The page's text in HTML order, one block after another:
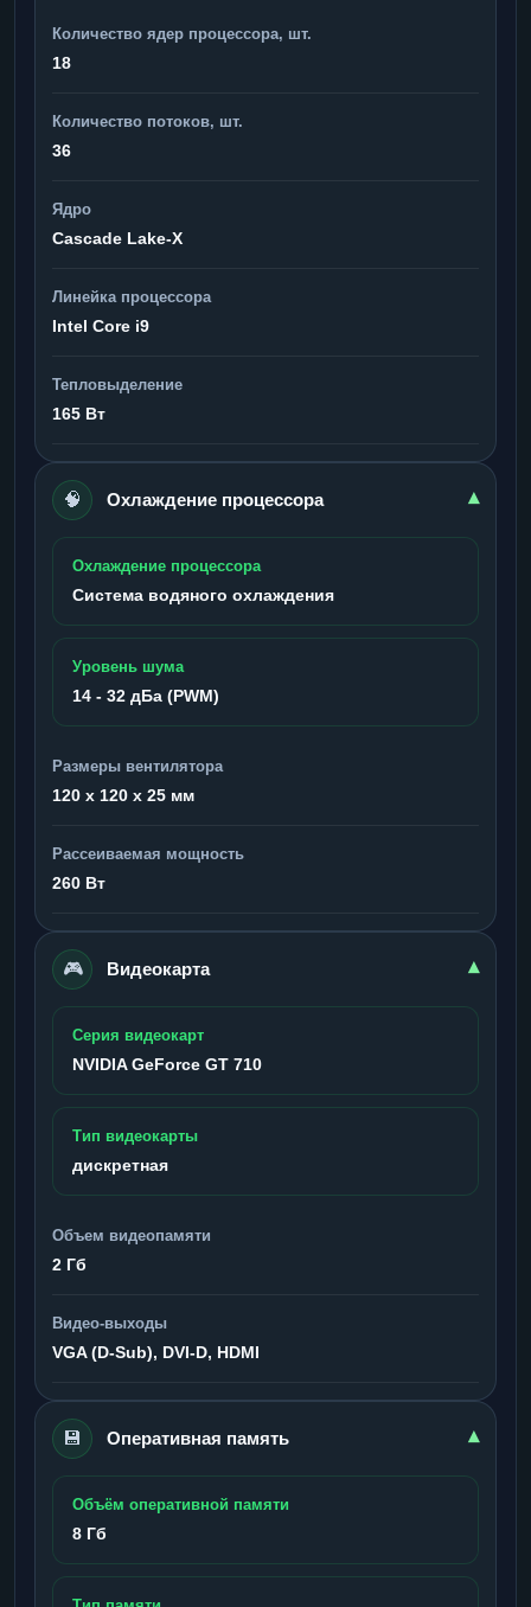
Количество ядер процессора, шт.
18
Количество потоков, шт.
36
Ядро
Cascade Lake-X
Линейка процессора
Intel Core i9
Тепловыделение
165 Вт
🧠 Охлаждение процессора ▾
Охлаждение процессора
Система водяного охлаждения
Уровень шума
14 - 32 дБа (PWM)
Размеры вентилятора
120 x 120 x 25 мм
Рассеиваемая мощность
260 Вт
🎮 Видеокарта ▾
Серия видеокарт
NVIDIA GeForce GT 710
Тип видеокарты
дискретная
Объем видеопамяти
2 Гб
Видео-выходы
VGA (D-Sub), DVI-D, HDMI
💾 Оперативная память ▾
Объём оперативной памяти
8 Гб